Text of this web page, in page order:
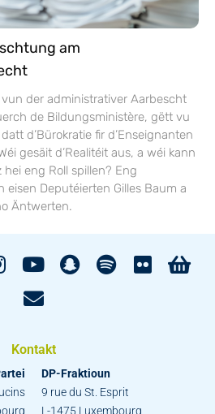
am
der administrativer Aarbescht
de Bildungsministère, gëtt vu
d’Bürokratie fir d’Enseignanten
gesäit d’Realitéit aus, a wéi kann
eng Roll spillen? Eng
eisen Deputéierten Gilles Baum a
Äntwerten.
Kontakt
DP-Fraktioun
9 rue du St. Esprit
L-1475 Luxembourg